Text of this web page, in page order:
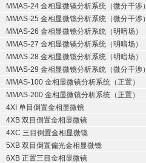
MMAS-24 金相显微镜分析系统（微分干涉）
MMAS-25 金相显微镜分析系统（微分干涉）
MMAS-26 金相显微镜分析系统（明暗场）
MMAS-27 金相显微镜分析系统（明暗场）
MMAS-28 金相显微镜分析系统（明暗场）
MMAS-29 金相显微镜分析系统（微分干涉）
MMAS-100 金相显微镜分析系统（正置）
MMAS-200 金相显微镜分析系统（正置）
4XI 单目倒置金相显微镜
4XB 双目倒置金相显微镜
4XC 三目倒置金相显微镜
5XB 双目倒置偏光金相显微镜
6XB 正置三目金相显微镜